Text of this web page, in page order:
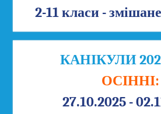
2-11 класи -
КАНІКУЛИ
ОСІННІ:
27.10.2025 -